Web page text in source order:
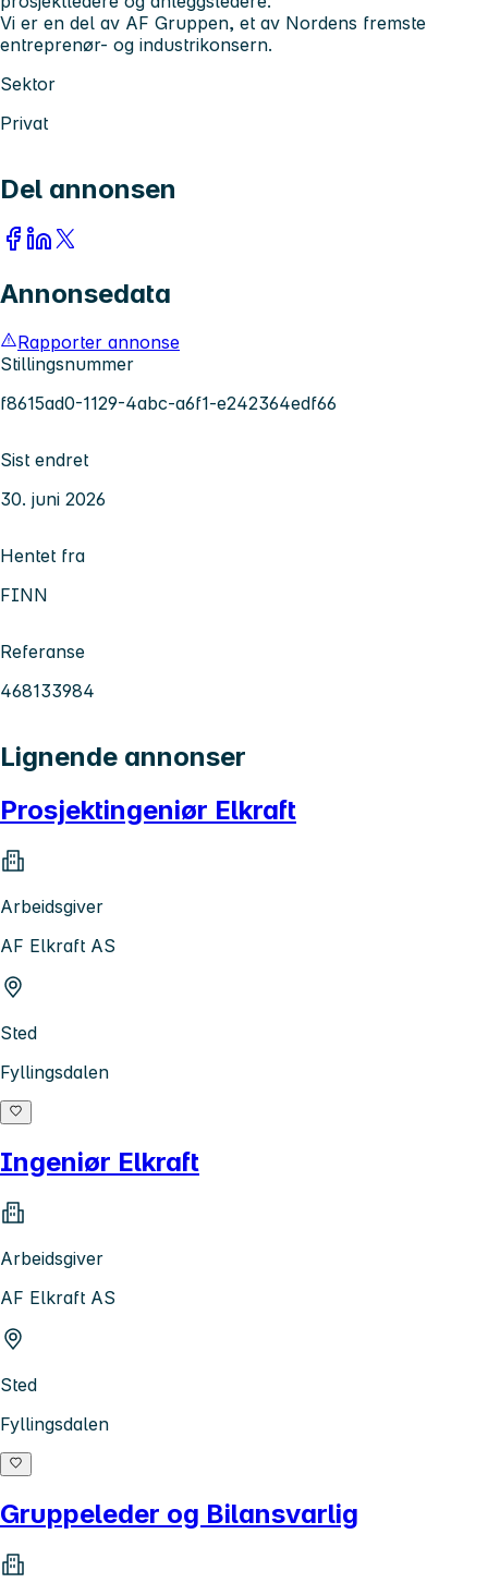
Vi er en del av AF Gruppen, et av Nordens fremste
entreprenør- og industrikonsern.
Sektor
Privat
Del annonsen
Annonsedata
Rapporter annonse
Stillingsnummer
f8615ad0-1129-4abc-a6f1-e242364edf66
Sist endret
30. juni 2026
Hentet fra
FINN
Referanse
468133984
Lignende annonser
Prosjektingeniør Elkraft
Arbeidsgiver
AF Elkraft AS
Sted
Fyllingsdalen
Ingeniør Elkraft
Arbeidsgiver
AF Elkraft AS
Sted
Fyllingsdalen
Gruppeleder og Bilansvarlig